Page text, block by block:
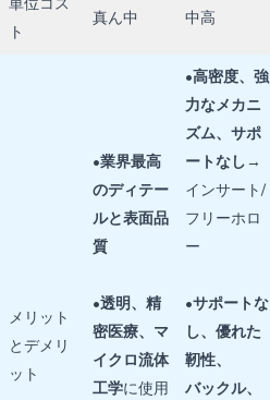
ト
真ん中 中高
メリット
とデメリ
ット
•業界最高
のディテー
ルと表面品
質
•透明、精
密医療、マ
イクロ流体
工学に使用
•高密度、強
力なメカニ
ズム、サポ
ートなし→
インサート/
フリーホロ
ー
•サポートな
し、優れた
靭性、
バックル、